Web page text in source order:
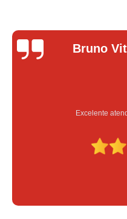
Bruno
Excelente